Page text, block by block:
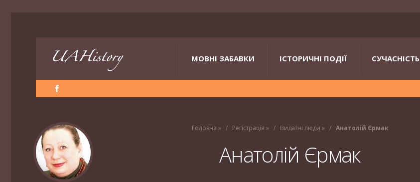
МОВНІ ЗАБАВКИ ІСТОРИЧНІ ПОДІЇ СУЧАСНІСТЬ
Головна » Регістрація » Видатні люди » Анатолій Єрмак
Анатолій Єрмак